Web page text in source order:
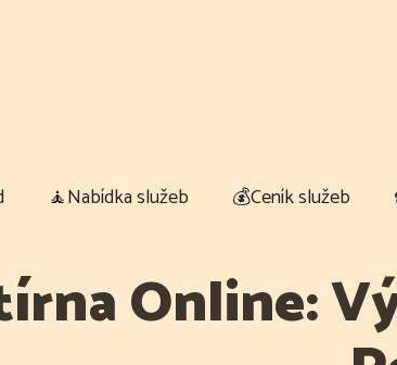
🧘Nabídka služeb 💰Ceník služeb
Online: